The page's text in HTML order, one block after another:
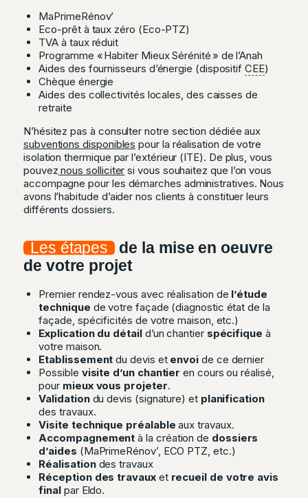
MaPrimeRénov’
Eco-prêt à taux zéro (Eco-PTZ)
TVA à taux réduit
Programme « Habiter Mieux Sérénité » de l’Anah
Aides des fournisseurs d’énergie (dispositifCEE)
Chèque énergie
Aides des collectivités locales, des caisses de
retraite
N’hésitez pas à consulter notre section dédiée aux
subventions disponibles pour la réalisation de votre
isolation thermique par l’extérieur (ITE). De plus, vous
pouvez nous solliciter si vous souhaitez que l’on vous
accompagne pour les démarches administratives. Nous
avons l’habitude d’aider nos clients à constituer leurs
différents dossiers.
Les étapes
de la mise en oeuvre
de votre projet
Premier rendez-vous avec réalisation de l’étude
technique de votre façade (diagnostic état de la
façade, spécificités de votre maison, etc.)
Explication du détaild’un chantier spécifique à
votre maison.
Etablissement du devis et envoi de ce dernier
Possible visite d’un chantier en cours ou réalisé,
pour mieux vous projeter.
Validationdu devis (signature) et planification
des travaux.
Visite technique préalable aux travaux.
Accompagnement à la création de dossiers
d’aides (MaPrimeRénov’, ECO PTZ, etc.)
Réalisationdes travaux
Réception des travauxet recueil de votre avis
final par Eldo.